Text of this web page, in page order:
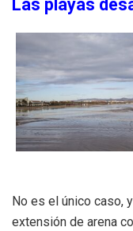
Las playas
No es el único caso,
extensión de arena